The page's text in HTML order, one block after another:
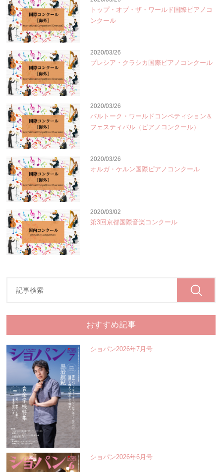
トップ・オブ・ザ・ワールド国際ピアノコ
ンクール
2020/03/26
ブレシア・クラシカ国際ピアノコンクール
2020/03/26
バルトーク・ワールドコンペティション＆
フェスティバル（ピアノコンクール）
2020/03/26
オルガ・ケルン国際ピアノコンクール
2020/03/02
第3回京都国際音楽コンクール
おすすめ記事
ショパン2026年7月号
ショパン2026年6月号